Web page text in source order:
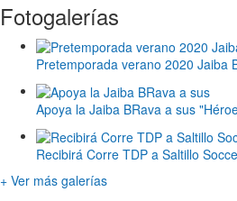
Fotogalerías
Pretemporada verano 2020 Jaiba
Apoya la Jaiba BRava a sus
Recibirá Corre TDP a Saltillo
+ Ver más galerías